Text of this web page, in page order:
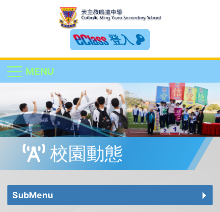
登入
MENU
校園動態
SubMenu